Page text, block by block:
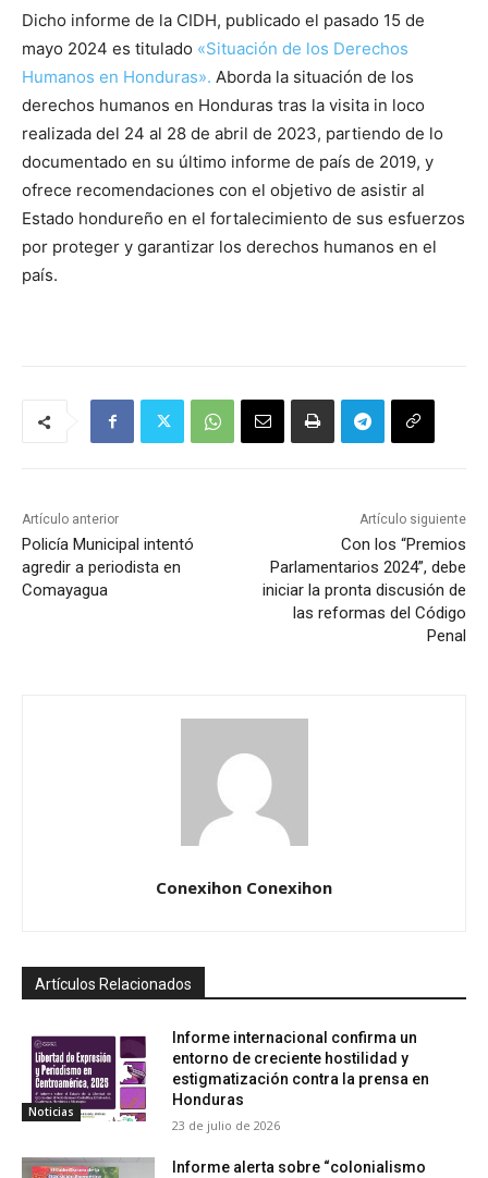
Dicho informe de la CIDH, publicado el pasado 15 de
mayo 2024 es titulado «Situación de los Derechos
Humanos en Honduras». Aborda la situación de los
derechos humanos en Honduras tras la visita in loco
realizada del 24 al 28 de abril de 2023, partiendo de lo
documentado en su último informe de país de 2019, y
ofrece recomendaciones con el objetivo de asistir al
Estado hondureño en el fortalecimiento de sus esfuerzos
por proteger y garantizar los derechos humanos en el
país.
Artículo anterior
Policía Municipal intentó
agredir a periodista en
Comayagua
Artículo siguiente
Con los “Premios
Parlamentarios 2024”, debe
iniciar la pronta discusión de
las reformas del Código
Penal
Conexihon Conexihon
Artículos Relacionados
Noticias
Informe internacional confirma un
entorno de creciente hostilidad y
estigmatización contra la prensa en
Honduras
23 de julio de 2026
Informe alerta sobre “colonialismo